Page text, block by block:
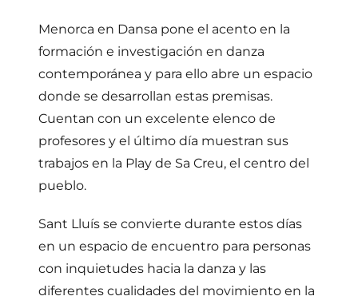
Menorca en Dansa pone el acento en la
formación e investigación en danza
contemporánea y para ello abre un espacio
donde se desarrollan estas premisas.
Cuentan con un excelente elenco de
profesores y el último día muestran sus
trabajos en la Play de Sa Creu, el centro del
pueblo.
Sant Lluís se convierte durante estos días
en un espacio de encuentro para personas
con inquietudes hacia la danza y las
diferentes cualidades del movimiento en la